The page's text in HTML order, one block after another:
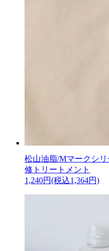
松山油脂/Mマークシ
修トリートメント
1,240円(税込1,364円)